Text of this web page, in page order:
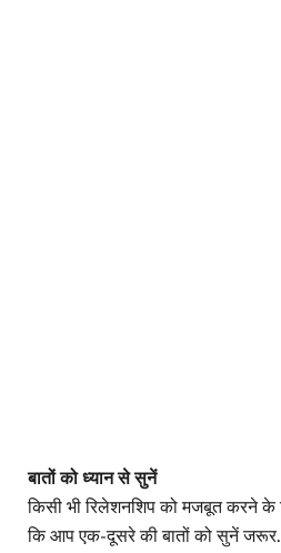
बातों को ध्यान से सुनें
किसी भी रिलेशनशिप को मजबूत करने के
कि आप एक-दूसरे की बातों को सुनें जरूर.